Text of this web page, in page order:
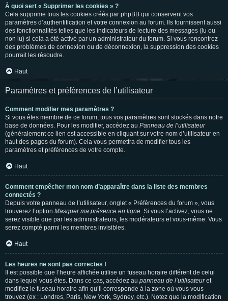
À quoi sert « Supprimer les cookies » ?
Cela supprime tous les cookies créés par phpBB qui conservent vos
paramètres d’authentification et votre connexion au forum. Ils fournissent aussi
des fonctionnalités telles que les indicateurs de lecture des messages (lu ou
non lu) si cela a été activé par un administrateur du forum. Si vous rencontrez
des problèmes de connexion ou de déconnexion, la suppression des cookies
pourrait les résoudre.
Haut
Paramètres et préférences de l’utilisateur
Comment modifier mes paramètres ?
Si vous êtes membre de ce forum, tous vos paramètres sont stockés dans notre
base de données. Pour les modifier, accédez au Panneau de l’utilisateur
(généralement ce lien est accessible en cliquant sur votre nom d’utilisateur en
haut des pages du forum). Cela vous permettra de modifier tous les
paramètres et préférences de votre compte.
Haut
Comment empêcher mon nom d’apparaître dans la liste des membres
connectés ?
Depuis votre panneau de l’utilisateur, onglet « Préférences du forum », vous
trouverez l’option Masquer ma présence en ligne. Si vous l’activez, vous ne
serez visible que par les administrateurs, les modérateurs et vous-même. Vous
serez compté parmi les membres invisibles.
Haut
Les heures ne sont pas correctes !
Il est possible que l’heure affichée utilise un fuseau horaire différent de celui
dans lequel vous êtes. Dans ce cas, accédez au panneau de l’utilisateuret
modifiez le fuseau horaire afin qu’il corresponde à la zone où vous vous
trouvez (ex : Londres, Paris, New York, Sydney, etc.). Notez que la modification